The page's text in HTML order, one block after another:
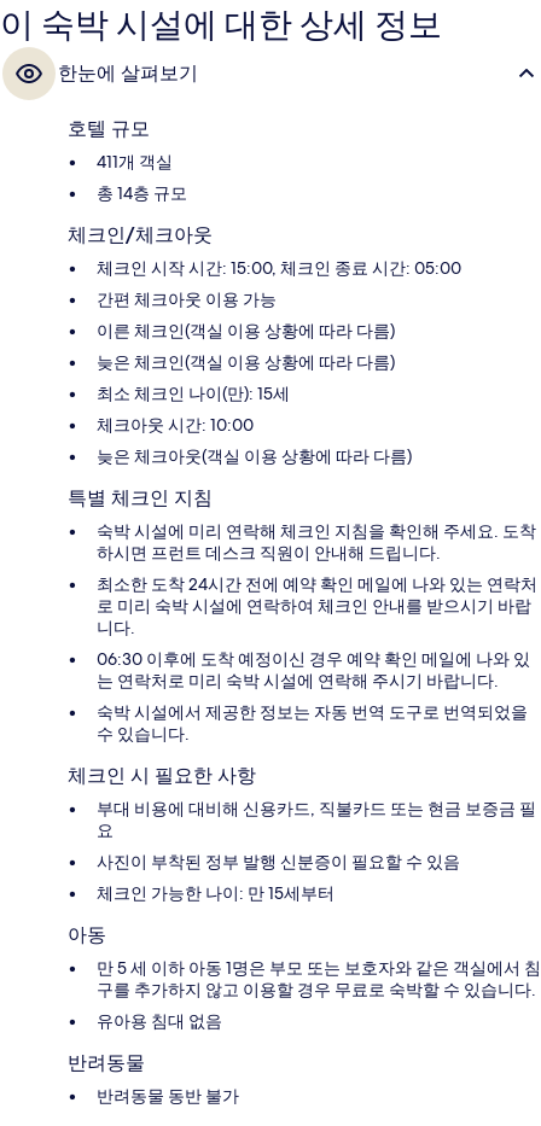
이 숙박 시설에 대한 상세 정보
한눈에 살펴보기
호텔 규모
411개 객실
총 14층 규모
체크인/체크아웃
체크인 시작 시간: 15:00, 체크인 종료 시간: 05:00
간편 체크아웃 이용 가능
이른 체크인(객실 이용 상황에 따라 다름)
늦은 체크인(객실 이용 상황에 따라 다름)
최소 체크인 나이(만): 15세
체크아웃 시간: 10:00
늦은 체크아웃(객실 이용 상황에 따라 다름)
특별 체크인 지침
숙박 시설에 미리 연락해 체크인 지침을 확인해 주세요. 도착
하시면 프런트 데스크 직원이 안내해 드립니다.
최소한 도착 24시간 전에 예약 확인 메일에 나와 있는 연락처
로 미리 숙박 시설에 연락하여 체크인 안내를 받으시기 바랍
니다.
06:30 이후에 도착 예정이신 경우 예약 확인 메일에 나와 있
는 연락처로 미리 숙박 시설에 연락해 주시기 바랍니다.
숙박 시설에서 제공한 정보는 자동 번역 도구로 번역되었을
수 있습니다.
체크인 시 필요한 사항
부대 비용에 대비해 신용카드, 직불카드 또는 현금 보증금 필
요
사진이 부착된 정부 발행 신분증이 필요할 수 있음
체크인 가능한 나이: 만 15세부터
아동
만 5 세 이하 아동 1명은 부모 또는 보호자와 같은 객실에서 침
구를 추가하지 않고 이용할 경우 무료로 숙박할 수 있습니다.
유아용 침대 없음
반려동물
반려동물 동반 불가